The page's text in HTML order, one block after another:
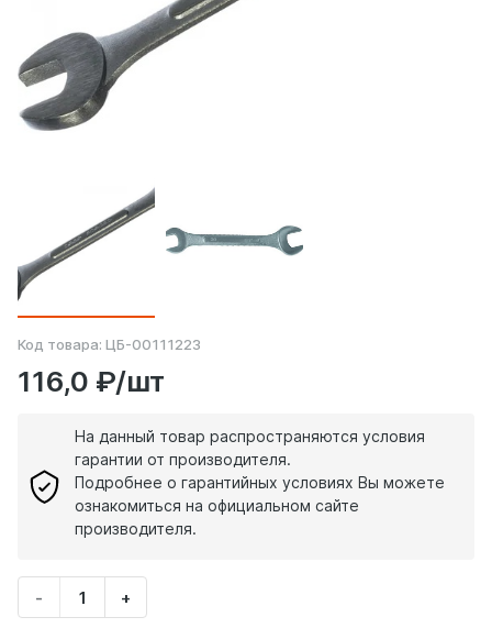
Код товара: ЦБ-00111223
116,0 ₽/шт
На данный товар распространяются условия
гарантии от производителя.
Подробнее о гарантийных условиях Вы можете
ознакомиться на официальном сайте
производителя.
-
Укажите
количество
+